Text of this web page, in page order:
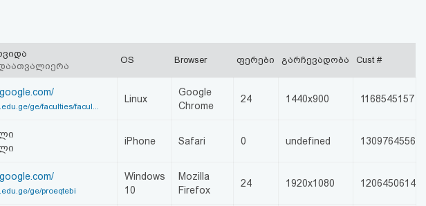
OS Browser ფერები გარჩევადობა Cust #
ge/faculties/facul...
Linux
Google
Chrome
24 1440x900 1168545157
iPhone Safari 0 undefined 1309764556
ge/proeqtebi
Windows
10
Mozilla
Firefox
24 1920x1080 1206450614